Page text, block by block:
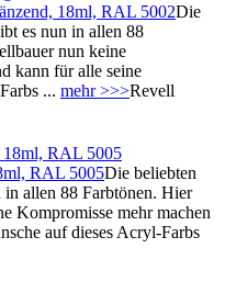
18ml, RAL 5002Die
es nun in allen 88
nun keine
kann für alle seine
... mehr >>>Revell
RAL 5005Die beliebten
allen 88 Farbtönen. Hier
Kompromisse mehr machen
auf dieses Acryl-Farbs